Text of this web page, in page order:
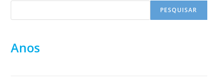
PESQUISAR
Anos